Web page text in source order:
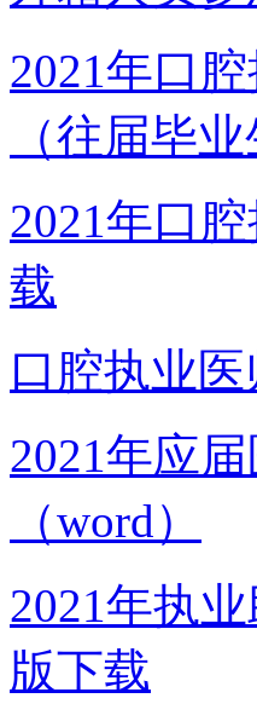
2021年口
（往届毕业
2021年口
载
口腔执业
2021年应
（word）
2021年执
版下载